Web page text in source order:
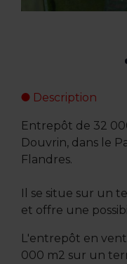
Description
Entrepôt de 32
Douvrin, dans le
Flandres.
Il se situe sur un
et offre une
L'entrepôt en
000 m2 sur un